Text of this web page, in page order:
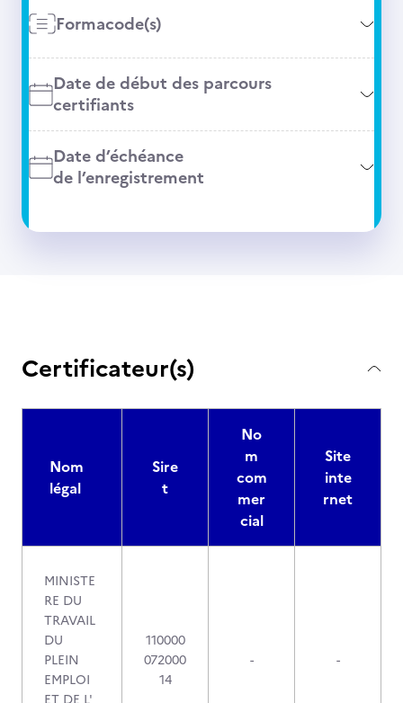
Formacode(s)
Date de début des parcours
certifiants
Date d’échéance
de l’enregistrement
Certificateur(s)
Nom
légal
Sire
t
No
m
com
mer
cial
Site
inte
rnet
MINISTE
RE DU
TRAVAIL
DU
PLEIN
EMPLOI
110000
072000
14
- -